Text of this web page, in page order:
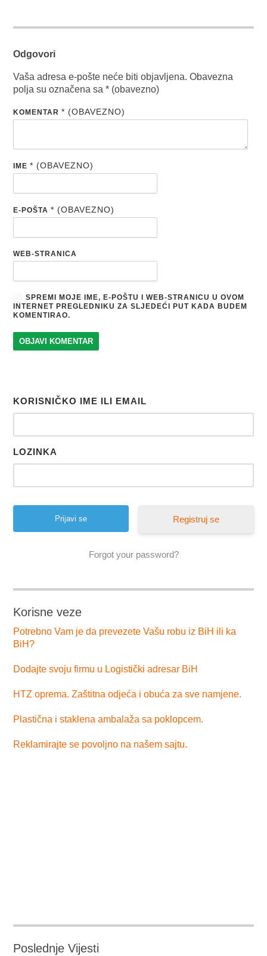
Odgovori
Vaša adresa e-pošte neće biti objavljena. Obavezna
polja su označena sa* (obavezno)
KOMENTAR* (OBAVEZNO)
IME* (OBAVEZNO)
E-POŠTA* (OBAVEZNO)
WEB-STRANICA
SPREMI MOJE IME, E-POŠTU I WEB-STRANICU U OVOM
INTERNET PREGLEDNIKU ZA SLJEDEĆI PUT KADA BUDEM
KOMENTIRAO.
KORISNIČKO IME ILI EMAIL
LOZINKA
Registruj se
Forgot your password?
Korisne veze
Potrebno Vam je da prevezete Vašu robu iz BiH ili ka
BiH?
Dodajte svoju firmu u Logistički adresar BiH
HTZ oprema. Zaštitna odjeća i obuća za sve namjene.
Plastična i staklena ambalaža sa poklopcem.
Reklamirajte se povoljno na našem sajtu.
Poslednje Vijesti